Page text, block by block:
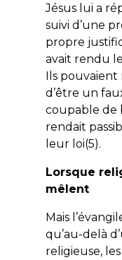
Jésus lui a
suivi d’une
propre
avait rendu
Ils pouvaient
d’être un
coupable de
rendait
leur loi(5).
Lorsque
mêlent
Mais
qu’au-delà
religieuse,